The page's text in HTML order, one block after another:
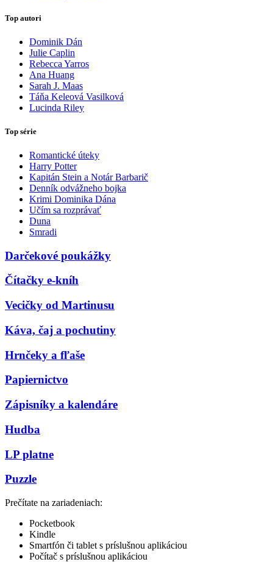
Top autori
Dominik Dán
Julie Caplin
Rebecca Yarros
Ana Huang
Sarah J. Maas
Táňa Keleová Vasilková
Lucinda Riley
Top série
Romantické úteky
Harry Potter
Kapitán Stein a Notár Barbarič
Denník odvážneho bojka
Krimi Dominika Dána
Učím sa rozprávať
Duna
Smradi
Darčekové poukážky
Čítačky e-kníh
Vecičky od Martinusu
Káva, čaj a pochutiny
Hrnčeky a fľaše
Papiernictvo
Zápisníky a kalendáre
Hudba
LP platne
Puzzle
Prečítate na zariadeniach:
Pocketbook
Kindle
Smartfón či tablet s príslušnou aplikáciou
Počítač s príslušnou aplikáciou